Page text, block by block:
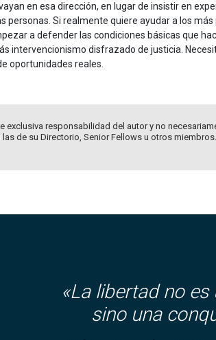
en esa dirección, en lugar de insistir en
Si realmente quiere ayudar a los
a defender las condiciones básicas que
intervencionismo disfrazado de justicia.
oportunidades reales.
responsabilidad del autor y no
de su Directorio, Senior Fellows u otros miembros.
«La libertad no es
sino una